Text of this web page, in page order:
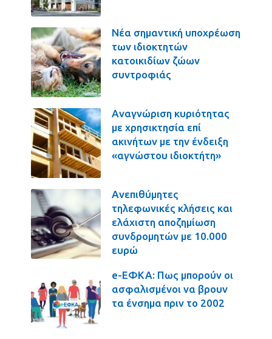
Νέα σημαντική υποχρέωση
των ιδιοκτητών
κατοικιδίων ζώων
συντροφιάς
Αναγνώριση κυριότητας
με χρησικτησία επί
ακινήτων με την ένδειξη
«αγνώστου ιδιοκτήτη»
Ανεπιθύμητες
τηλεφωνικές κλήσεις και
ελάχιστη αποζημίωση
συνδρομητών με 10.000
ευρώ
e-ΕΦΚΑ: Πως μπορούν οι
ασφαλισμένοι να βρουν
τα ένσημα πριν το 2002